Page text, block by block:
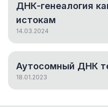
ДНК-генеалогия
истокам
14.03.2024
Аутосомный ДНК
18.01.2023